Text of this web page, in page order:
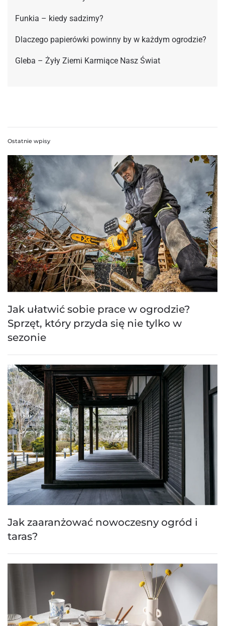
Funkia – kiedy sadzimy?
Dlaczego papierówki powinny by w każdym ogrodzie?
Gleba – Żyły Ziemi Karmiące Nasz Świat
Ostatnie wpisy
Jak ułatwić sobie prace w ogrodzie?
Sprzęt, który przyda się nie tylko w
sezonie
Jak zaaranżować nowoczesny ogród i
taras?